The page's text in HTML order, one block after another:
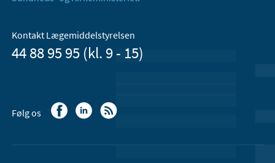
Kontakt Lægemiddelstyrelsen
44 88 95 95 (kl. 9 - 15)
Følg os